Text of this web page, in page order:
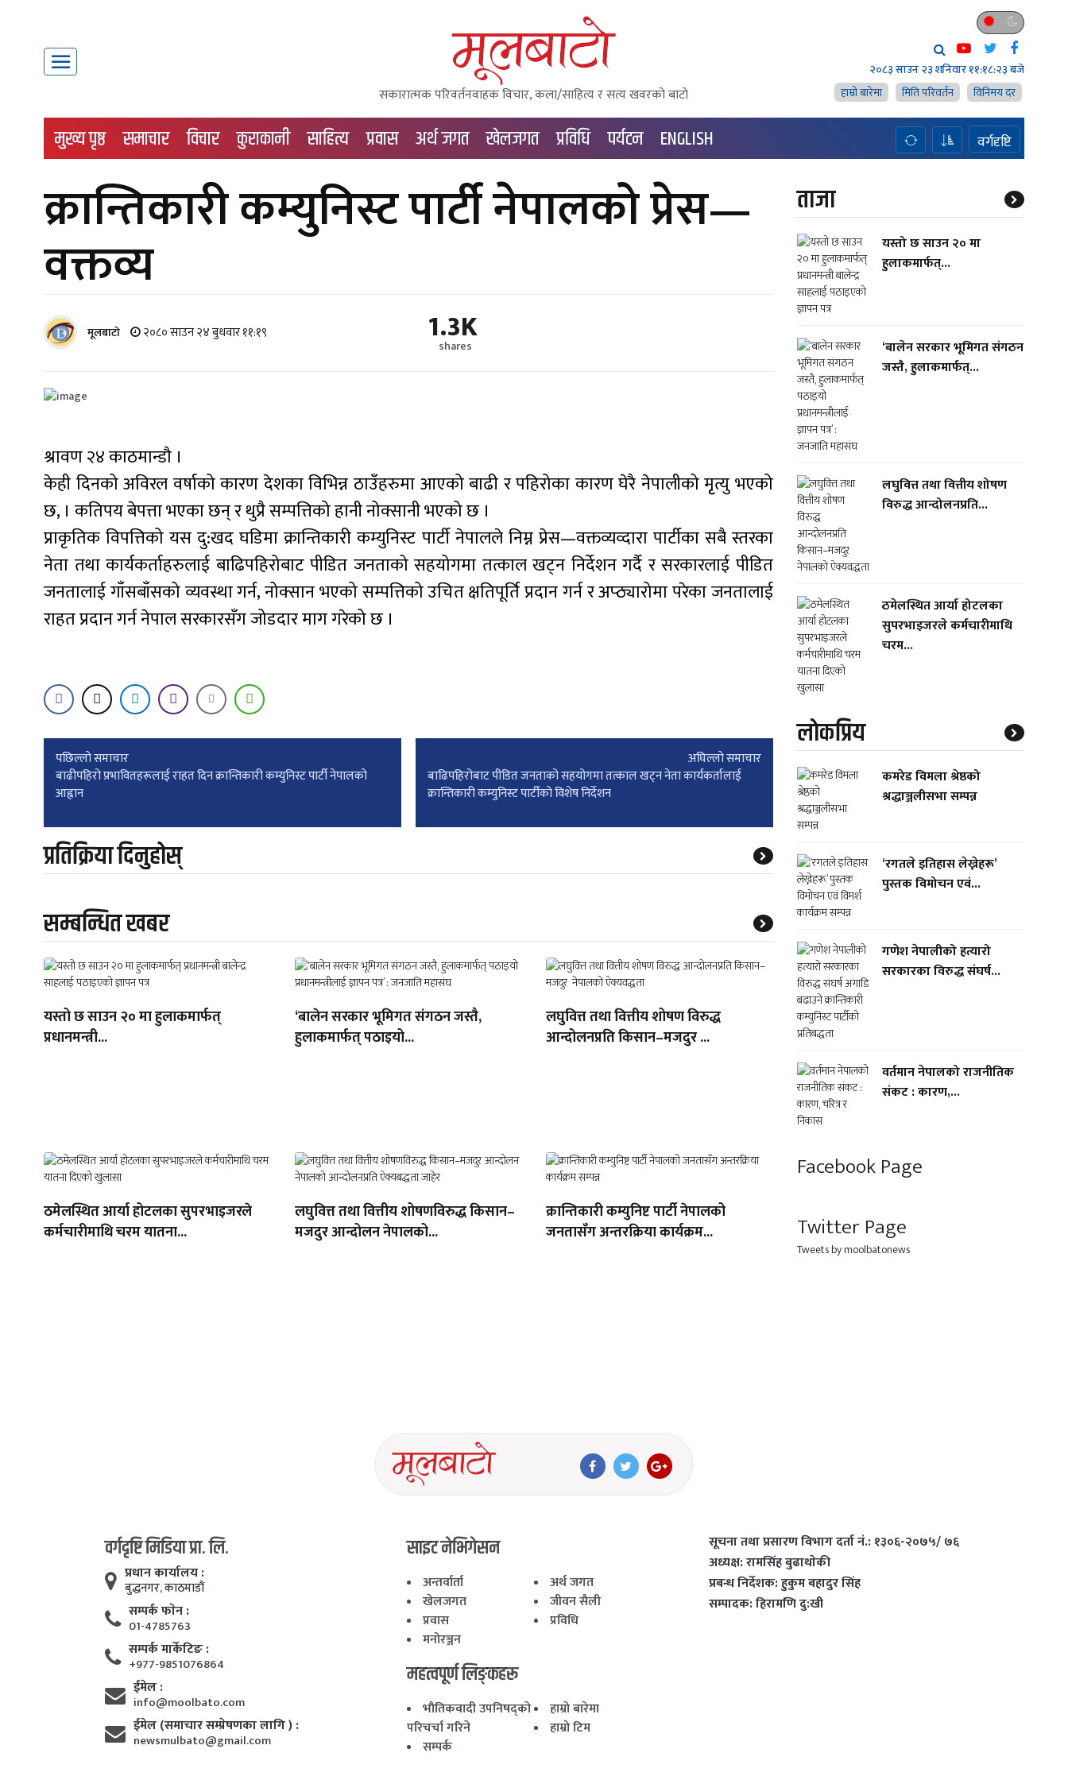
सकारात्मक परिवर्तनवाहक विचार, कला/साहित्य र सत्य खवरको बाटाे
२०८३ साउन २३ शनिवार११:१८:२४ बजे
हाम्राे बारेमा
मिति परिवर्तन विनिमय दर
मुख्य पृष्ठ समाचार विचार कुराकानी साहित्य प्रवास अर्थ जगत खेलजगत प्रविधि पर्यटन ENGLISH वर्गदृष्टि
क्रान्तिकारी कम्युनिस्ट पार्टी नेपालको प्रेस—
वक्तव्य
मूलबाटाे २०८० साउन २४ बुधवार ११:१९ 1.3K
shares
श्रावण २४ काठमान्डौ ।
केही दिनको अविरल वर्षाको कारण देशका विभिन्न ठाउँहरुमा आएको बाढी र पहिरोका कारण घेरै नेपालीको मृृत्यु भएको
छ, । कतिपय बेपत्ता भएका छन् र थुप्रै सम्पत्तिको हानी नोक्सानी भएको छ ।
प्राकृतिक विपत्तिको यस दु:खद घडिमा क्रान्तिकारी कम्युनिस्ट पार्टी नेपालले निम्न प्रेस—वक्तव्यव्दारा पार्टीका सबै स्तरका
नेता तथा कार्यकर्ताहरुलाई बाढिपहिरोबाट पीडित जनताको सहयोगमा तत्काल खट्न निर्देशन गर्दै र सरकारलाई पीडित
जनतालाई गाँसबाँसको व्यवस्था गर्न, नोक्सान भएको सम्पत्तिको उचित क्षतिपूर्ति प्रदान गर्न र अप्ठ्यारोमा परेका जनतालाई
राहत प्रदान गर्न नेपाल सरकारसँग जोडदार माग गरेको छ ।
Post
navigation
पछिल्लाे समाचार
बाढीपहिरो प्रभावितहरूलाई राहत दिन क्रान्तिकारी कम्युनिस्ट पार्टी नेपालको
आह्वान
अघिल्लाे समाचार
बाढिपहिरोबाट पीडित जनताको सहयोगमा तत्काल खट्न नेता कार्यकर्तालाई
क्रान्तिकारी कम्युनिस्ट पार्टीको विशेष निर्देशन
प्रतिक्रिया दिनुहोस्
सम्बन्धित खबर
यस्तो छ साउन २० मा हुलाकमार्फत्
प्रधानमन्त्री...
‘बालेन सरकार भूमिगत संगठन जस्तै,
हुलाकमार्फत् पठाइयो...
लघुवित्त तथा वित्तीय शोषण विरुद्ध
आन्दोलनप्रति किसान–मजदुर ...
ठमेलस्थित आर्या होटलका सुपरभाइजरले
कर्मचारीमाथि चरम यातना...
लघुवित्त तथा वित्तीय शोषणविरुद्ध किसान–
मजदुर आन्दोलन नेपालको...
क्रान्तिकारी कम्युनिष्ट पार्टी नेपालको
जनतासँग अन्तरक्रिया कार्यक्रम...
ताजा
यस्तो छ साउन २० मा
हुलाकमार्फत्...
‘बालेन सरकार भूमिगत संगठन
जस्तै, हुलाकमार्फत्...
लघुवित्त तथा वित्तीय शोषण
विरुद्ध आन्दोलनप्रति...
ठमेलस्थित आर्या होटलका
सुपरभाइजरले कर्मचारीमाथि
चरम...
लाेकप्रिय
कमरेड विमला श्रेष्ठको
श्रद्धाञ्जलीसभा सम्पन्न
‘रगतले इतिहास लेख्नेहरू’
पुस्तक विमोचन एवं...
गणेश नेपालीको हत्यारो
सरकारका विरुद्ध संघर्ष...
वर्तमान नेपालको राजनीतिक
संकट : कारण,...
Facebook Page
Twitter Page
Tweets by moolbatonews
वर्गदृष्टि मिडिया प्रा. लि.
प्रधान कार्यालय :
बुद्धनगर, काठमाडाैं
सम्पर्क फाेन :
01-4785763
सम्पर्क मार्केटिङ :
+977-9851076864
ईमेल :
info@moolbato.com
ईमेल (समाचार सम्प्रेषणका लागि ) :
newsmulbato@gmail.com
साइट नेभिगेसन
अन्तर्वार्ता
अर्थ जगत
खेलजगत
जीवन सैली
प्रवास
प्रविधि
मनोरञ्जन
महत्वपूर्ण लिङ्कहरू
भाैतिकवादी उपनिषद्काे
परिचर्चा गरिने
हाम्राे बारेमा
हाम्राे टिम
सम्पर्क
सूचना तथा प्रसारण विभाग दर्ता नं.: १३०६-२०७५/ ७६
अध्यक्ष: रामसिंह बुढाथाेकी
प्रबन्ध निर्देशक: हुकुम बहादुर सिंह
सम्पादक: हिरामणि दु:खी